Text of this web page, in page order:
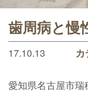
歯周病と慢
17.10.13 カ
愛知県名古屋市瑞